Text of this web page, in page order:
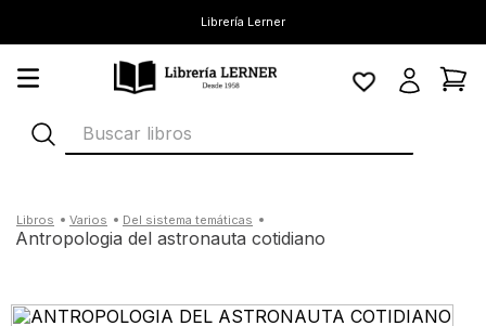
Librería Lerner
Buscar libros
varios del sistema temáticas
antropologia del astronauta cotidiano